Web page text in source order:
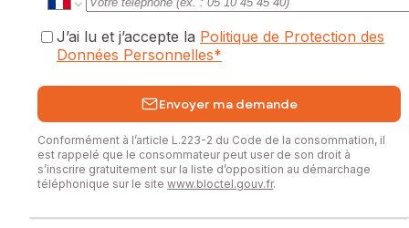
J’ai lu et j’accepte la Politique de Protection des
Données Personnelles*
Envoyer ma demande
Conformément à l’article L.223-2 du Code de la consommation, il
est rappelé que le consommateur peut user de son droit à
s’inscrire gratuitement sur la liste d’opposition au démarchage
téléphonique sur le site www.bloctel.gouv.fr.